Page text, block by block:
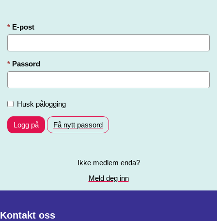
E-post
Passord
Husk pålogging
Logg på Få nytt passord
Ikke medlem enda?
Meld deg inn
Kontakt oss